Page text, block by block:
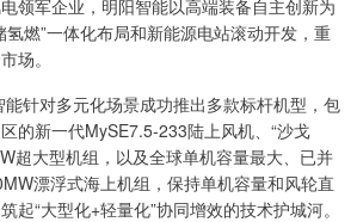
领军企业，明阳智能以高端装备自主创新为
氢燃”一体化布局和新能源电站滚动开发，重
场。
针对多元化场景成功推出多款标杆机型，包
的新一代MySE7.5-233陆上风机、“沙戈
超大型机组，以及全球单机容量最大、已并
漂浮式海上机组，保持单机容量和风轮直
起“大型化+轻量化”协同增效的技术护城河。